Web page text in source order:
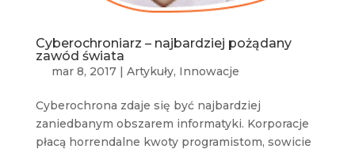
Cyberochroniarz – najbardziej pożądany
zawód świata
mar 8, 2017| Artykuły, Innowacje
Cyberochrona zdaje się być najbardziej
zaniedbanym obszarem informatyki. Korporacje
płacą horrendalne kwoty programistom, sowicie